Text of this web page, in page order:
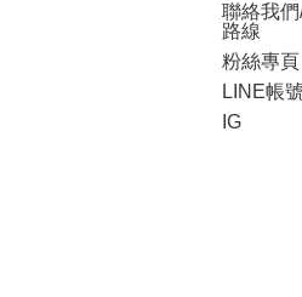
聯絡我們
路線
粉絲專頁
LINE帳號
IG